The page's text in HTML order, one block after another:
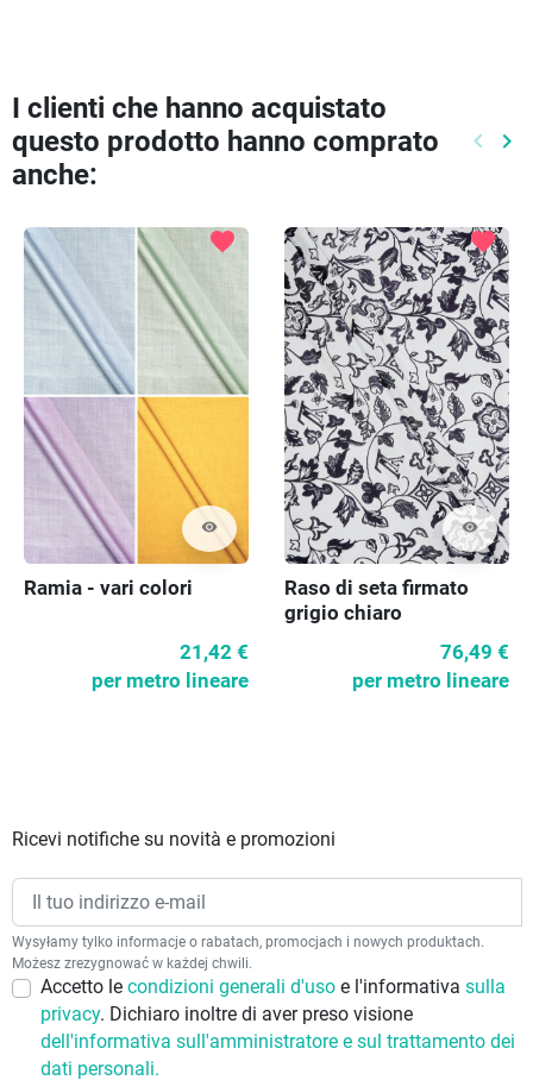
I clienti che hanno acquistato
questo prodotto hanno comprato
anche:
keyboard_arrow_left keyboard_arrow_right
visibility
favorite
Ramia - vari colori
21,42 €
per metro lineare
visibility
favorite
Raso di seta firmato
grigio chiaro
76,49 €
per metro lineare
Ricevi notifiche su novità e promozioni
Wysyłamy tylko informacje o rabatach, promocjach i nowych produktach.
Możesz zrezygnować w każdej chwili.
Accetto le condizioni generali d'uso e l'informativa sulla
privacy. Dichiaro inoltre di aver preso visione
dell'informativa sull'amministratore e sul trattamento dei
dati personali.